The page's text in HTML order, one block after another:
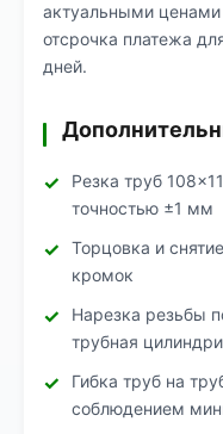
актуальными
отсрочка платежа
дней.
Резка труб
точностью ±1 мм
Торцовка и
кромок
Нарезка резьбы
трубная
Гибка труб на
соблюдением